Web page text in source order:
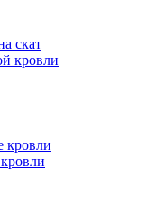
скат
кровли
кровли